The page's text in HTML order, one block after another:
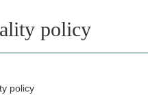
policy
policy